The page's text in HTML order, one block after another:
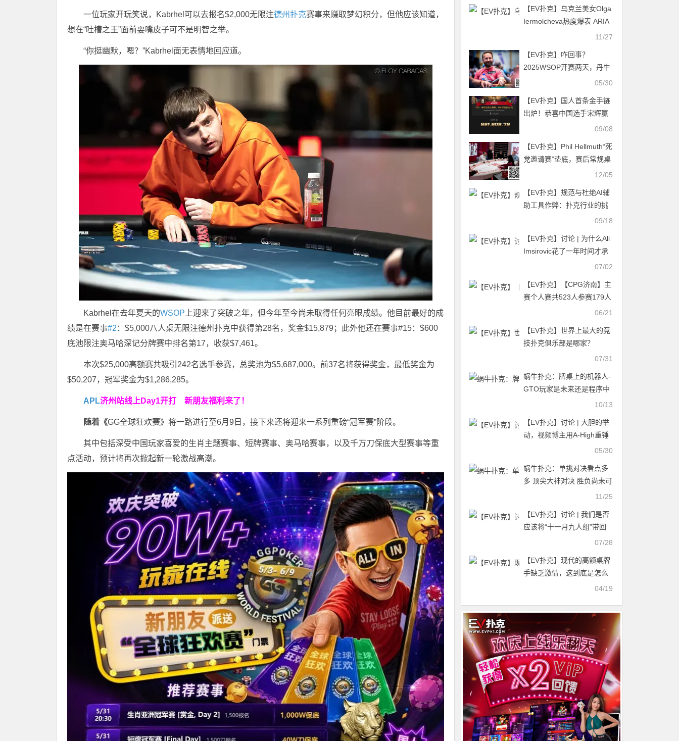
一位玩家开玩笑说，Kabrhel可以去报名$2,000无限注德州扑克赛事来赚取梦幻积分，但他应该知道，
想在“吐槽之王”面前耍嘴皮子可不是明智之举。
“你挺幽默，嗯？”Kabrhel面无表情地回应道。
Kabrhel在去年夏天的WSOP 上迎来了突破之年，但今年至今尚未取得任何亮眼成绩。他目前最好的成
绩是在赛事#2 ：$5,000八人桌无限注德州扑克中获得第28名，奖金$15,879；此外他还在赛事#15：$600
底池限注奥马哈深记分牌赛中排名第17，收获$7,461。
本次$25,000高额赛共吸引242名选手参赛，总奖池为$5,687,000。前37名将获得奖金，最低奖金为
$50,207，冠军奖金为$1,286,285。
APL济州站线上Day1开打 新朋友福利来了！
随着《GG全球狂欢赛》将一路进行至6月9日，接下来还将迎来一系列重磅“冠军赛”阶段。
其中包括深受中国玩家喜爱的生肖主题赛事、短牌赛事、奥马哈赛事，以及千万刀保底大型赛事等重
点活动，预计将再次掀起新一轮激战高潮。
【EV扑克】乌克兰美女Olga
Iermolcheva热度爆表 ARIA
豪客赛系列赛将于11月27日
11/27
【EV扑克】咋回事？
2025WSOP开赛两天，丹牛
05/30
【EV扑克】国人首条金手链
出炉！恭喜中国选手宋辉赢
得线上WSOP迷你主赛冠09/08
【EV扑克】Phil Hellmuth“死
党邀请赛”垫底，赛后常规桌
12/05
【EV扑克】规范与杜绝AI辅
助工具作弊：扑克行业的挑
09/18
【EV扑克】讨论 | 为什么Ali
Imsirovic花了一年时间才承
07/02
【EV扑克】【CPG济南】主
赛个人赛共523人参赛179人
晋级，吕吾品23.7万记分牌
06/21
【EV扑克】世界上最大的竞
技扑克俱乐部是哪家？
07/31
蜗牛扑克：牌桌上的机器人-
GTO玩家是未来还是程序中
10/13
【EV扑克】讨论 | 大胆的举
动，视频博主用A-High重锤
05/30
蜗牛扑克：单挑对决看点多
多 顶尖大神对决 胜负尚未可
11/25
【EV扑克】讨论 | 我们是否
应该将“十一月九人组”带回
07/28
【EV扑克】现代的高额桌牌
手缺乏激情，这到底是怎么
04/19